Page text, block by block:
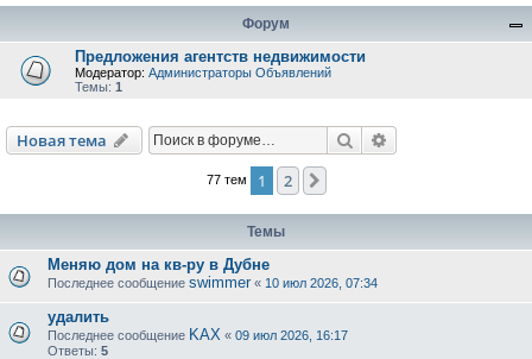
Форум
Предложения агентств недвижимости
Модератор: Администраторы Объявлений
Темы: 1
Новая тема Поиск
77 тем 1 2
Темы
Меняю дом на кв-ру в Дубне
Последнее сообщение swimmer « 10 июл 2026, 07:34
удалить
Последнее сообщение KAX « 09 июл 2026, 16:17
Ответы: 5